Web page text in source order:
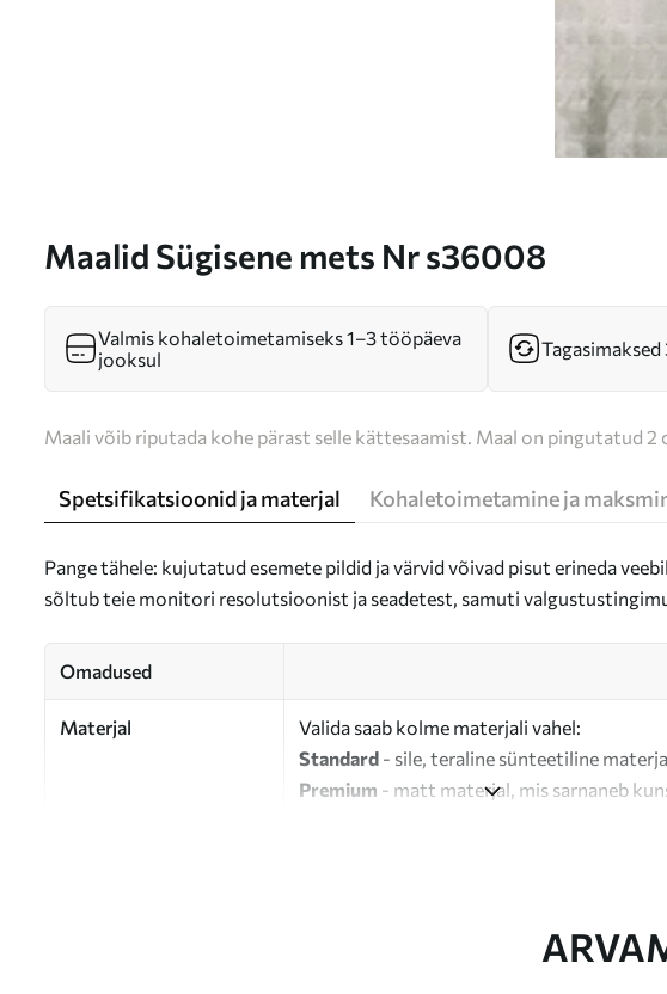
Maalid Sügisene mets Nr s36008
Valmis kohaletoimetamiseks 1–3 tööpäeva
jooksul
Maali võib riputada kohe pärast selle kättesaamist. Maal on pingutatud 2
Spetsifikatsioonid ja materjal Kohaletoimetamine ja
Pange tähele: kujutatud esemete pildid ja värvid võivad pisut erineda
sõltub teie monitori resolutsioonist ja seadetest, samuti
Omadused
Materjal
Valida saab kolme materjali vahel:
Standard - sile, teraline sünteetiline
Premium - matt materjal, mis sarnaneb